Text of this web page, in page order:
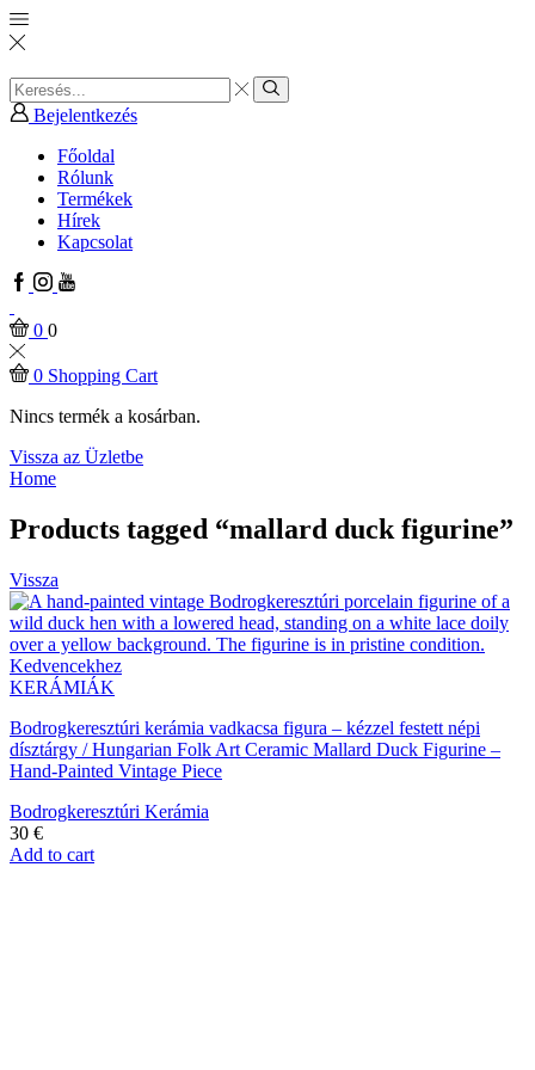
Search
input
Search
Bejelentkezés
Főoldal
Rólunk
Termékek
Hírek
Kapcsolat
Facebook
Instagram
Youtube
0 0
0 Shopping Cart
Nincs termék a kosárban.
Vissza az Üzletbe
Home
Products tagged “mallard duck figurine”
Vissza
Kedvencekhez
KERÁMIÁK
Bodrogkeresztúri kerámia vadkacsa figura – kézzel festett népi
dísztárgy / Hungarian Folk Art Ceramic Mallard Duck Figurine –
Hand-Painted Vintage Piece
Bodrogkeresztúri Kerámia
30 €
Add to cart